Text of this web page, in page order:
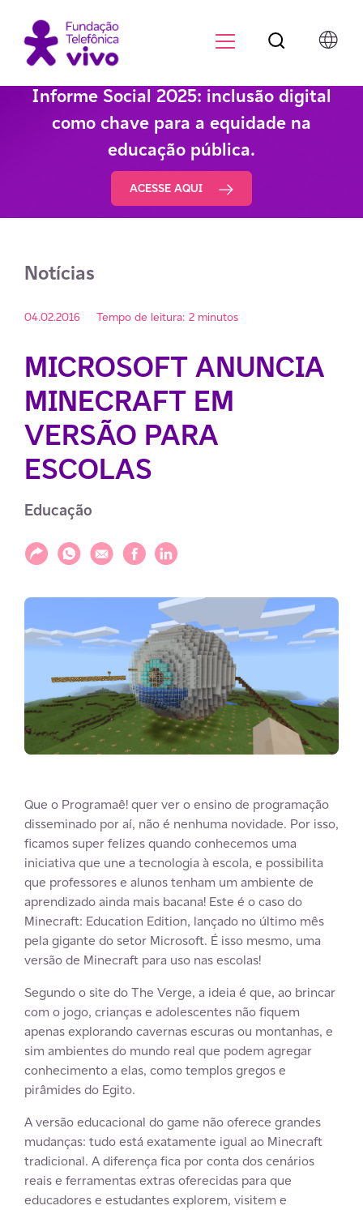
Informe Social 2025: inclusão digital
como chave para a equidade na
educação pública.
ACESSE AQUI
Notícias
04.02.2016 Tempo de leitura: 2 minutos
MICROSOFT ANUNCIA
MINECRAFT EM
VERSÃO PARA
ESCOLAS
Educação
Compartilhar
Compartilhar via WhatsApp
Compartilhar via E-mail
Compartilhar via Facebook
Compartilhar via LinkedIn
Que o Programaê! quer ver o ensino de programação
disseminado por aí, não é nenhuma novidade. Por isso,
ficamos super felizes quando conhecemos uma
iniciativa que une a tecnologia à escola, e possibilita
que professores e alunos tenham um ambiente de
aprendizado ainda mais bacana! Este é o caso do
Minecraft: Education Edition, lançado no último mês
pela gigante do setor Microsoft. É isso mesmo, uma
versão de Minecraft para uso nas escolas!
Segundo o site do The Verge, a ideia é que, ao brincar
com o jogo, crianças e adolescentes não fiquem
apenas explorando cavernas escuras ou montanhas, e
sim ambientes do mundo real que podem agregar
conhecimento a elas, como templos gregos e
pirâmides do Egito.
A versão educacional do game não oferece grandes
mudanças: tudo está exatamente igual ao Minecraft
tradicional. A diferença fica por conta dos cenários
reais e ferramentas extras oferecidas para que
educadores e estudantes explorem, visitem e
Botão de